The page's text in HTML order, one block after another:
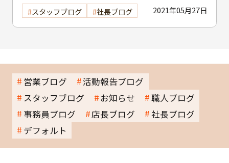
2021年05月27日
スタッフブログ 社長ブログ
営業ブログ
活動報告ブログ
スタッフブログ
お知らせ
職人ブログ
事務員ブログ
店長ブログ
社長ブログ
デフォルト